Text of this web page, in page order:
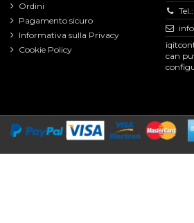
Ordini
Pagamento sicuro
Informativa sulla Privacy
Cookie Policy
can